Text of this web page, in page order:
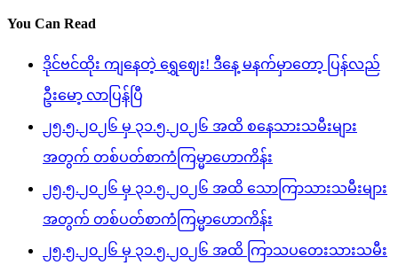
You Can Read
ဒိုင်ဗင်ထိုး ကျနေတဲ့ ရွှေဈေး! ဒီနေ့ မနက်မှာတော့ ပြန်လည်
ဦးမော့ လာပြန်ပြီ
၂၅.၅.၂၀၂၆ မှ ၃၁.၅.၂၀၂၆ အထိ စနေသားသမီးများ
အတွက် တစ်ပတ်စာကံကြမ္မာဟောကိန်း
၂၅.၅.၂၀၂၆ မှ ၃၁.၅.၂၀၂၆ အထိ သောကြာသားသမီးများ
အတွက် တစ်ပတ်စာကံကြမ္မာဟောကိန်း
၂၅.၅.၂၀၂၆ မှ ၃၁.၅.၂၀၂၆ အထိ ကြာသပတေးသားသမီး